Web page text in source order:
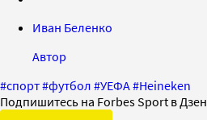
Иван Беленко
Автор
#спорт#футбол #УЕФА#Heineken
Подпишитесь на Forbes Sport в Дзен